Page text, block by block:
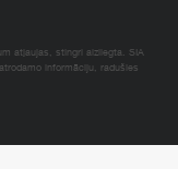
atļaujas, stingri aizliegta. SIA
informāciju, radušies